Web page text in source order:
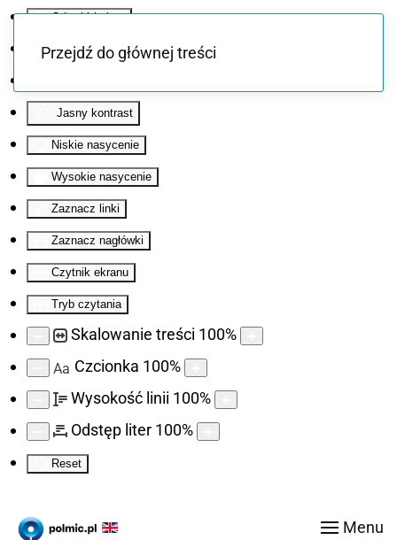
Odwróć kolory
Monochromatyczny
Jasny kontrast
Niskie nasycenie
Wysokie nasycenie
Zaznacz linki
Zaznacz nagłówki
Czytnik ekranu
Tryb czytania
Skalowanie treści 100%
Aa Czcionka 100%
Wysokość linii 100%
Odstęp liter 100%
Reset
Przejdź do głównej treści
Menu